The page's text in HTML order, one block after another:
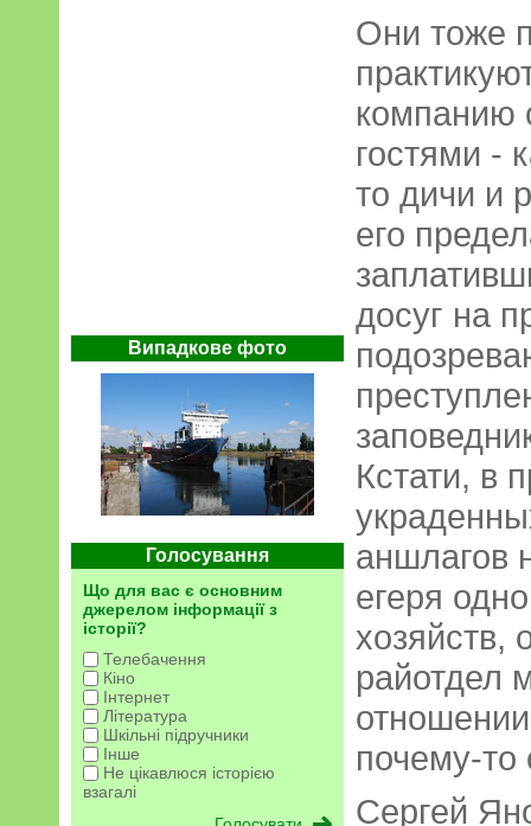
Випадкове фото
Голосування
Що для вас є основним
джерелом інформації з
історії?
Телебачення
Кіно
Інтернет
Література
Шкільні підручники
Інше
Не цікавлюся історією
взагалі
Они тоже
компанию
гостями -
то дичи и
его
досуг на
Кстати, в
аншлагов
егеря
хозяйств,
райотдел
почему-то
Сергей